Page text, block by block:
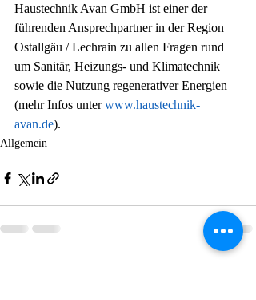
Haustechnik Avan GmbH ist einer der
führenden Ansprechpartner in der Region
Ostallgäu / Lechrain zu allen Fragen rund
um Sanitär, Heizungs- und Klimatechnik
sowie die Nutzung regenerativer Energien
(mehr Infos unter www.haustechnik-
avan.de).
Allgemein